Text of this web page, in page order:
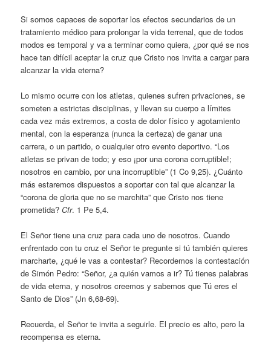
Si somos capaces de soportar los efectos secundarios de un
tratamiento médico para prolongar la vida terrenal, que de todos
modos es temporal y va a terminar como quiera, ¿por qué se nos
hace tan difícil aceptar la cruz que Cristo nos invita a cargar para
alcanzar la vida eterna?
Lo mismo ocurre con los atletas, quienes sufren privaciones, se
someten a estrictas disciplinas, y llevan su cuerpo a límites
cada vez más extremos, a costa de dolor físico y agotamiento
mental, con la esperanza (nunca la certeza) de ganar una
carrera, o un partido, o cualquier otro evento deportivo. “Los
atletas se privan de todo; y eso ¡por una corona corruptible!;
nosotros en cambio, por una incorruptible” (1 Co 9,25). ¿Cuánto
más estaremos dispuestos a soportar con tal que alcanzar la
“corona de gloria que no se marchita” que Cristo nos tiene
prometida?Cfr. 1 Pe 5,4.
El Señor tiene una cruz para cada uno de nosotros. Cuando
enfrentado con tu cruz el Señor te pregunte si tú también quieres
marcharte, ¿qué le vas a contestar? Recordemos la contestación
de Simón Pedro: “Señor, ¿a quién vamos a ir? Tú tienes palabras
de vida eterna, y nosotros creemos y sabemos que Tú eres el
Santo de Dios” (Jn 6,68-69).
Recuerda, el Señor te invita a seguirle. El precio es alto, pero la
recompensa es eterna.